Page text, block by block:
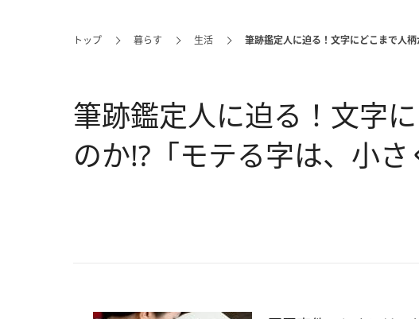
トップ 暮らす 生活 筆跡鑑定人に迫る！文字にどこまで人
筆跡鑑定人に迫る！文字
のか!?「モテる字は、小さ